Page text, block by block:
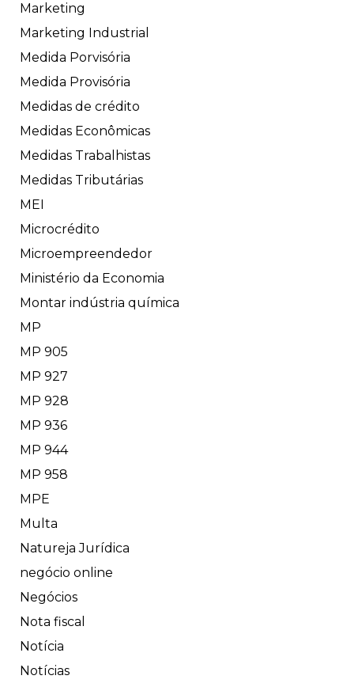
Marketing
Marketing Industrial
Medida Porvisória
Medida Provisória
Medidas de crédito
Medidas Econômicas
Medidas Trabalhistas
Medidas Tributárias
MEI
Microcrédito
Microempreendedor
Ministério da Economia
Montar indústria química
MP
MP 905
MP 927
MP 928
MP 936
MP 944
MP 958
MPE
Multa
Natureja Jurídica
negócio online
Negócios
Nota fiscal
Notícia
Notícias